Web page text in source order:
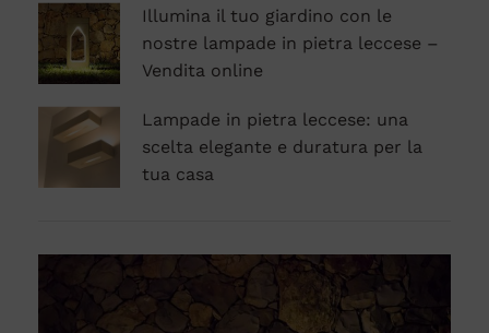
Illumina il tuo giardino con le
nostre lampade in pietra leccese –
Vendita online
Lampade in pietra leccese: una
scelta elegante e duratura per la
tua casa